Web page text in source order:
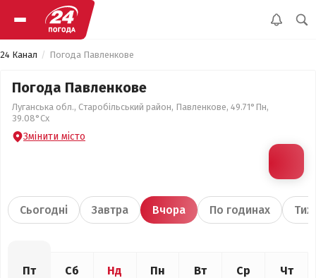
24 Канал Погода Павленкове
Погода Павленкове
Луганська обл., Старобільський район, Павленкове, 49.71°Пн,
39.08°Сх
Змінити місто
Сьогодні Завтра Вчора По годинах
Пт Сб Нд Пн Вт Ср Чт